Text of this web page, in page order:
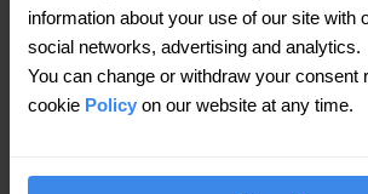
information about your use of our site with
social networks, advertising and analytics.
You can change or withdraw your consent
cookie Policy on our website at any time.
Tkachuk Sofia
@Sofia Tkachuk